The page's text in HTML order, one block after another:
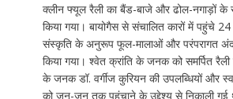
क्लीन फ्यूल रैली का बैंड-बाजे और ढोल-नगाड़ों के
किया गया। बायोगैस से संचालित कारों में पहुंचे 24
संस्कृति के अनुरूप फूल-मालाओं और परंपरागत
किया गया। श्वेत क्रांति के जनक को समर्पित
के जनक डॉ. वर्गीज कुरियन की उपलब्धियों और
को जन-जन तक पहुंचाने के उद्देश्य से निकाली गई